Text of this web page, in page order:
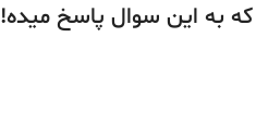
که به این سوال پاسخ میده!